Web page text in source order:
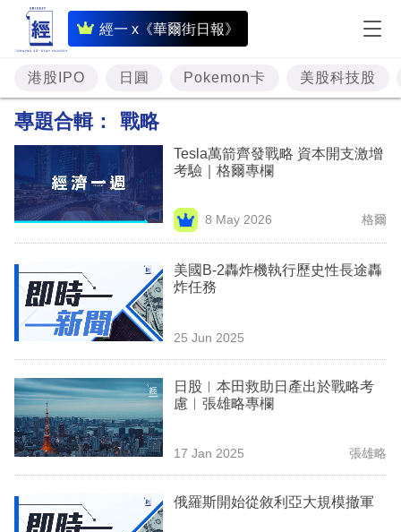
經一 x《華爾街日報》
即
時
財
經
題
投
資
理
商
業
科
技
港股IPO 日圓 Pokemon卡 美股科技股
專題合輯： 戰略
Tesla萬箭齊發戰略 資本開支激增
考驗｜格爾專欄
8 May 2026 格爾
美國B-2轟炸機執行歷史性長途轟
炸任務
25 Jun 2025
日股︳本田救助日產出於戰略考
慮︳張雄略專欄
17 Jan 2025 張雄略
俄羅斯開始從敘利亞大規模撤軍